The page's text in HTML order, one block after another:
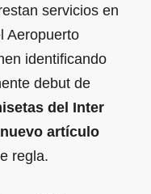
servicios en
Aeropuerto
identificando
debut de
del Inter
artículo
regla.